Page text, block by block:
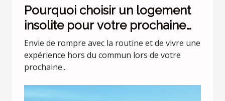
Pourquoi choisir un logement
insolite pour votre prochaine
escapade ?
Envie de rompre avec la routine et de vivre une
expérience hors du commun lors de votre
prochaine...